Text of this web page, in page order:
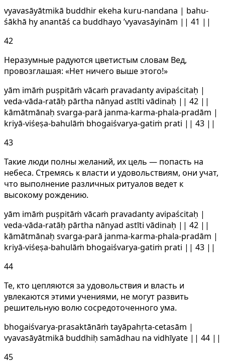
vyavasāyātmikā buddhir ekeha kuru-nandana | bahu-
śākhā hy anantāś ca buddhayo ’vyavasāyinām || 41 ||
42
Неразумные радуются цветистым словам Вед,
провозглашая: «Нет ничего выше этого!»
yām imāṁ puṣpitāṁ vācaṁ pravadanty avipaścitaḥ |
veda-vāda-ratāḥ pārtha nānyad astīti vādinaḥ || 42 ||
kāmātmānaḥ svarga-parā janma-karma-phala-pradām |
kriyā-viśeṣa-bahulāṁ bhogaiśvarya-gatiṁ prati || 43 ||
43
Такие люди полны желаний, их цель — попасть на
небеса. Стремясь к власти и удовольствиям, они учат,
что выполнение различных ритуалов ведет к
высокому рождению.
yām imāṁ puṣpitāṁ vācaṁ pravadanty avipaścitaḥ |
veda-vāda-ratāḥ pārtha nānyad astīti vādinaḥ || 42 ||
kāmātmānaḥ svarga-parā janma-karma-phala-pradām |
kriyā-viśeṣa-bahulāṁ bhogaiśvarya-gatiṁ prati || 43 ||
44
Те, кто цепляются за удовольствия и власть и
увлекаются этими учениями, не могут развить
решительную волю сосредоточенного ума.
bhogaiśvarya-prasaktānāṁ tayāpahṛta-cetasām |
vyavasāyātmikā buddhiḥ samādhau na vidhīyate || 44 ||
45